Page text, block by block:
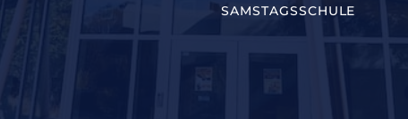
SAMSTAGSSCHULE